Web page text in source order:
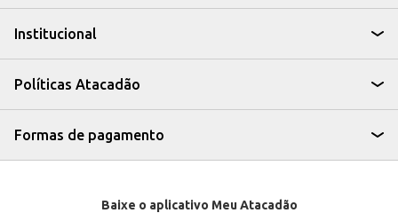
Institucional
Políticas Atacadão
Formas de pagamento
Baixe o aplicativo Meu Atacadão